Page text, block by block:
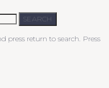
SEARCH
press return to search. Press